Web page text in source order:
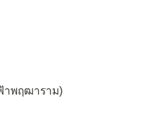
าพฤฒาราม)